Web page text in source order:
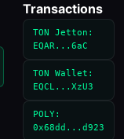
Transactions
TON Jetton:
EQAR...6aC
TON Wallet:
EQCL...XzU3
POLY:
0x68dd...d923